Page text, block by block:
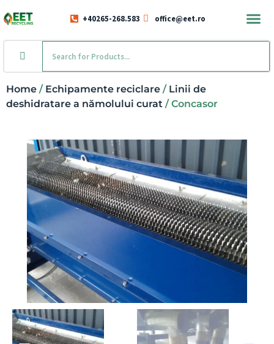
+40265-268.583 office@eet.ro
Home / Echipamente reciclare / Linii de
deshidratare a nămolului curat / Concasor